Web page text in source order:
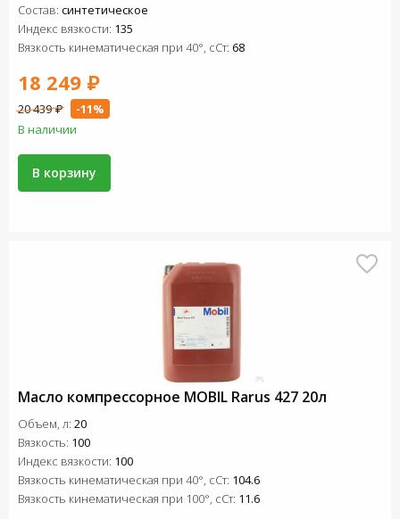
Состав: синтетическое
Индекс вязкости: 135
Вязкость кинематическая при 40°, сСт: 68
18 249 ₽
20 439 ₽
-11%
В наличии
В корзину
Масло компрессорное MOBIL Rarus 427 20л
Объем, л: 20
Вязкость: 100
Индекс вязкости: 100
Вязкость кинематическая при 40°, сСт: 104.6
Вязкость кинематическая при 100°, сСт: 11.6